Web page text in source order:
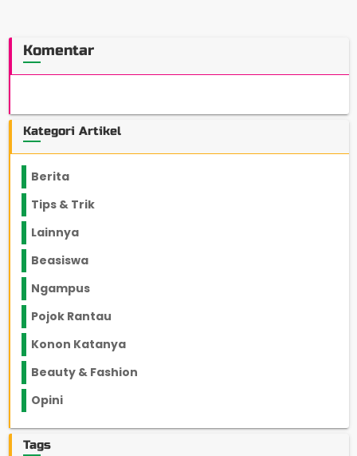
Komentar
Kategori Artikel
Berita
Tips & Trik
Lainnya
Beasiswa
Ngampus
Pojok Rantau
Konon Katanya
Beauty & Fashion
Opini
Tags